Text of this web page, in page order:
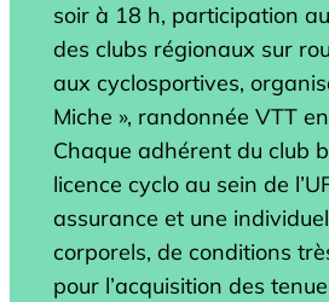
soir à 18 h, participation
des clubs régionaux sur
aux cyclosportives,
Miche », randonnée VTT
Chaque adhérent du club
licence cyclo au sein de
assurance et une
corporels, de conditions
pour l’acquisition des